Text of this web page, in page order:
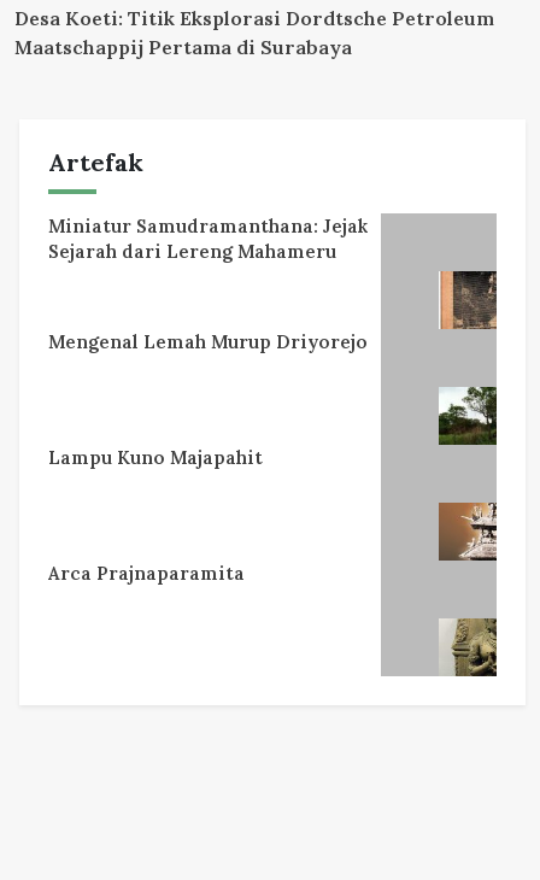
Desa Koeti: Titik Eksplorasi Dordtsche Petroleum
Maatschappij Pertama di Surabaya
Artefak
Miniatur Samudramanthana: Jejak
Sejarah dari Lereng Mahameru
Mengenal Lemah Murup Driyorejo
Lampu Kuno Majapahit
Arca Prajnaparamita